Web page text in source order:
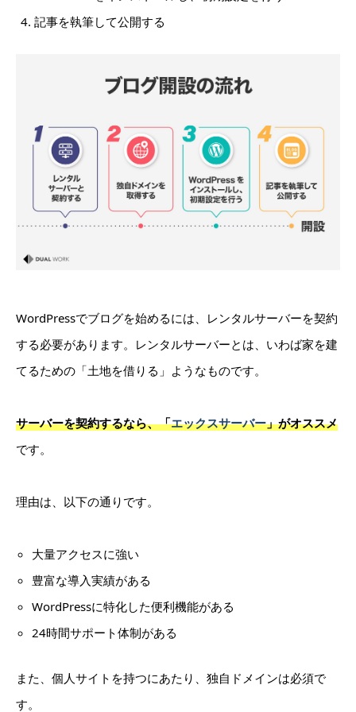
記事を執筆して公開する
WordPressでブログを始めるには、レンタルサーバーを契約
する必要があります。レンタルサーバーとは、いわば家を建
てるための「土地を借りる」ようなものです。
サーバーを契約するなら、「エックスサーバー」がオススメ
です。
理由は、以下の通りです。
大量アクセスに強い
豊富な導入実績がある
WordPressに特化した便利機能がある
24時間サポート体制がある
また、個人サイトを持つにあたり、独自ドメインは必須で
す。